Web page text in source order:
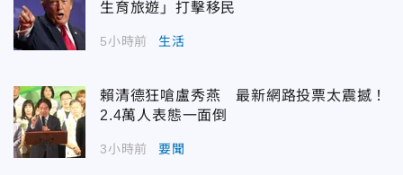
生育旅遊」打擊移民
5小時前 生活
賴清德狂嗆盧秀燕 最新網路投票太震撼！
2.4萬人表態一面倒
3小時前 要聞